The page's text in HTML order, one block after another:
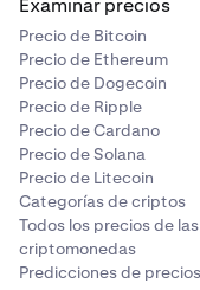
Precio de Bitcoin
Precio de Ethereum
Precio de Dogecoin
Precio de Ripple
Precio de Cardano
Precio de Solana
Precio de Litecoin
Categorías de criptos
Todos los precios de las
criptomonedas
Predicciones de precios